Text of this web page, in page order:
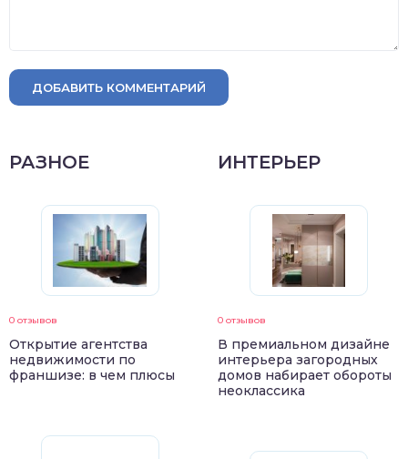
ДОБАВИТЬ КОММЕНТАРИЙ
РАЗНОЕ
0 отзывов
Открытие агентства
недвижимости по
франшизе: в чем плюсы
ИНТЕРЬЕР
0 отзывов
В премиальном дизайне
интерьера загородных
домов набирает обороты
неоклассика